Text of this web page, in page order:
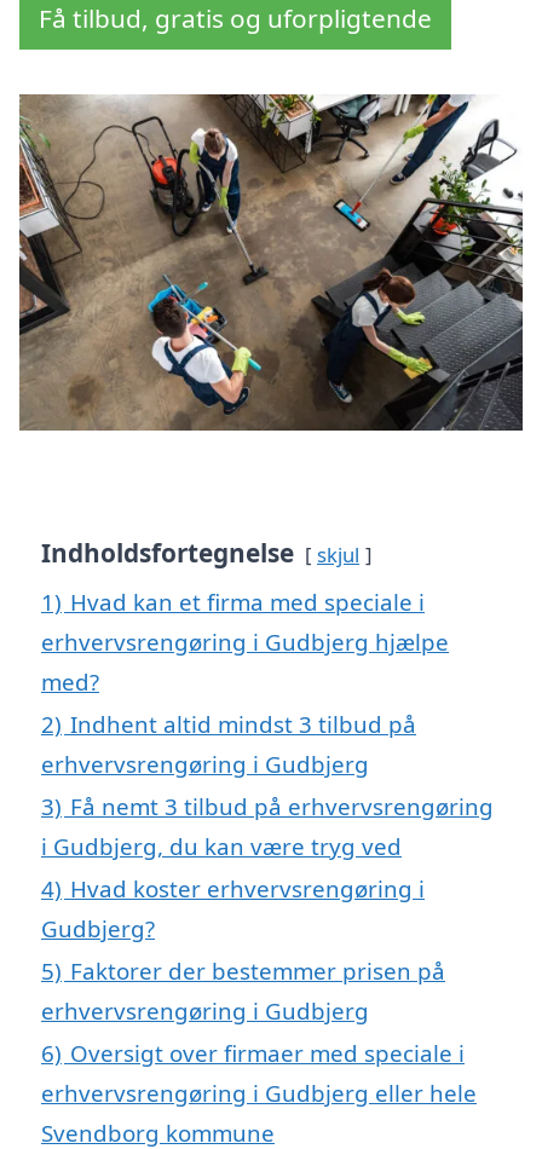
Få tilbud, gratis og uforpligtende
Indholdsfortegnelse skjul
1) Hvad kan et firma med speciale i
erhvervsrengøring i Gudbjerg hjælpe
med?
2) Indhent altid mindst 3 tilbud på
erhvervsrengøring i Gudbjerg
3) Få nemt 3 tilbud på erhvervsrengøring
i Gudbjerg, du kan være tryg ved
4) Hvad koster erhvervsrengøring i
Gudbjerg?
5) Faktorer der bestemmer prisen på
erhvervsrengøring i Gudbjerg
6) Oversigt over firmaer med speciale i
erhvervsrengøring i Gudbjerg eller hele
Svendborg kommune